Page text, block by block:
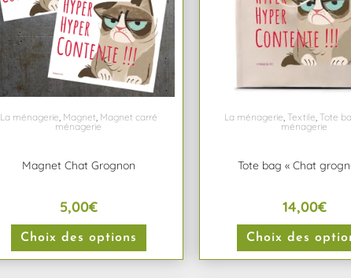
La ménagerie Magnet Magnet carré
ménagerie
Magnet Chat Grognon
5,00€
Choix des options
La ménagerie Textile Tote
ménagerie
Tote bag « Chat
14,00€
Choix des